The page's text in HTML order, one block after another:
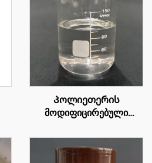
Პოლიეთერის
მოდიფიცირებული